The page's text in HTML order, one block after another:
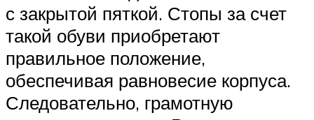
с закрытой пяткой. Стопы за счет
такой обуви приобретают
правильное положение,
обеспечивая равновесие корпуса.
Следовательно, грамотную